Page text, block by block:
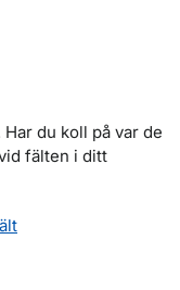
du koll på var de
fälten i ditt